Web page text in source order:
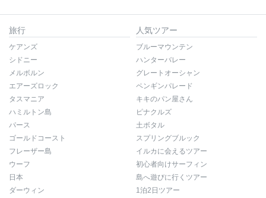
旅行
ケアンズ
シドニー
メルボルン
エアーズロック
タスマニア
ハミルトン島
パース
ゴールドコースト
フレーザー島
ウーフ
日本
ダーウィン
人気ツアー
ブルーマウンテン
ハンターバレー
グレートオーシャン
ペンギンパレード
キキのパン屋さん
ピナクルズ
土ボタル
スプリングブルック
イルカに会えるツアー
初心者向けサーフィン
島へ遊びに行くツアー
1泊2日ツアー